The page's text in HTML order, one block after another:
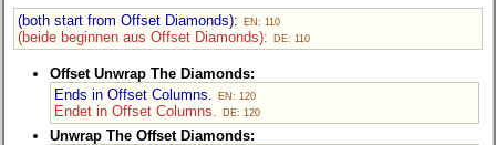
(both start from Offset Diamonds): EN: 110
(beide beginnen aus Offset Diamonds): DE: 110
Offset Unwrap The Diamonds:
Ends in Offset Columns.
EN: 120
Endet in Offset Columns. DE: 120
Unwrap The Offset Diamonds: